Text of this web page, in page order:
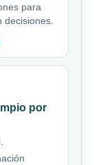
para
decisiones.
por